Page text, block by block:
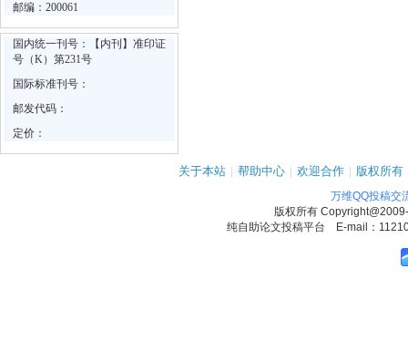
邮编：200061
国内统一刊号：【内刊】准印证
号（K）第231号
国际标准刊号：
邮发代码：
定价：
关于本站 | 帮助中心 | 欢迎合作 | 版权所有
万维QQ投稿交
版权所有
纯自助论文投稿平台 E-mail：